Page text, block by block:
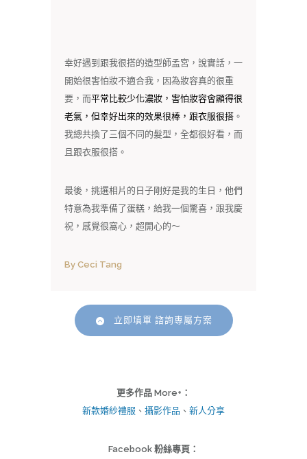
幸好遇到跟我很搭的造型師孟宮，說實話，一
開始很害怕妝不適合我，因為妝容真的很重
要，而平常比較少化濃妝，害怕妝容會顯得很
老氣，但幸好出來的效果很棒，跟衣服很搭。
我總共換了三個不同的髮型，全都很好看，而
且跟衣服很搭。
最後，挑選相片的日子剛好是我的生日，他們
特意為我準備了蛋糕，給我一個驚喜，跟我慶
祝，感覺很窩心，超開心的～
By Ceci Tang
立即填單 諮詢專屬方案
更多作品 More+：
新款婚紗禮服 、 攝影作品 、 新人分享
Facebook 粉絲專頁：